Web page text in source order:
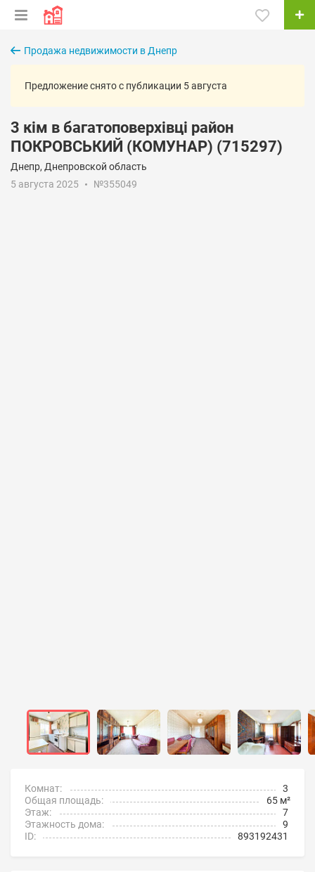
Продажа недвижимости в Днепр
Предложение снято с публикации 5 августа
3 кім в багатоповерхівці район
ПОКРОВСЬКИЙ (КОМУНАР) (715297)
Днепр, Днепровской область
5 августа 2025
№355049
Комнат:
3
Общая площадь:
65 м²
Этаж:
7
Этажность дома:
9
ID:
893192431